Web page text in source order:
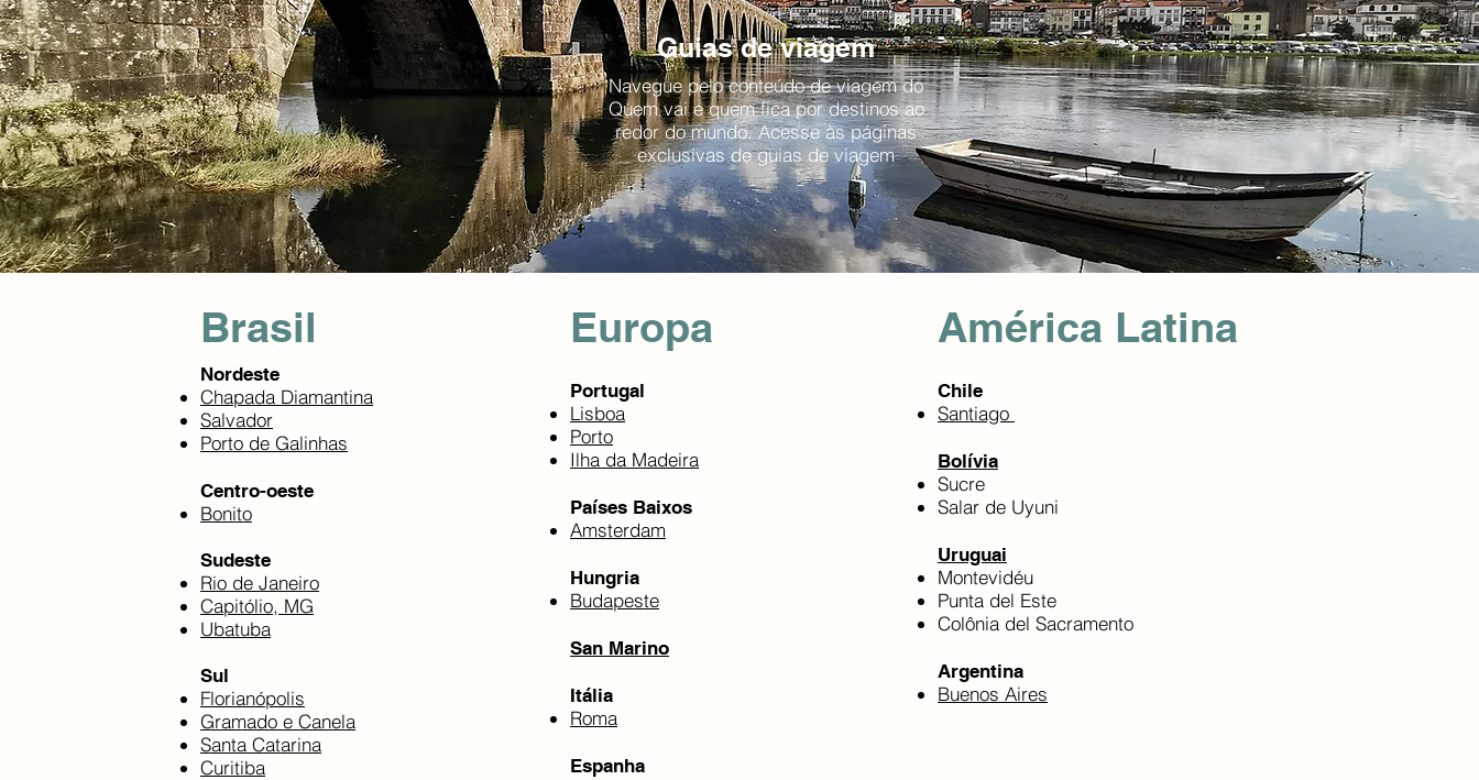
Guias de viagem
Navegue pelo conteúdo de viagem do
Quem vai e quem fica por destinos ao
redor do mundo. Acesse às páginas
exclusivas de guias de viagem
Brasil Europa América Latina
​Nordeste
Chapada Diamantina
Salvador
Porto de Galinhas
Centro-oeste
Bonito
Sudeste
Rio de Janeiro
Capitólio, MG
Ubatuba
Sul​
Florianópolis
Gramado e Canela
Santa Catarina
Curitiba
Portugal
Lisboa
Porto
Ilha da Madeira
Países Baixos
Amsterdam
Hungria
Budapeste
San Marino
Itália
Roma
Espanha
Chile
Santiago
Bolívia
Sucre
Salar de Uyuni
Uruguai
Montevidéu
Punta del Este
Colônia del Sacramento
Argentina
Buenos Aires